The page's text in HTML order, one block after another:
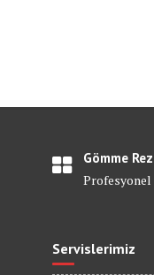
Gömme
Profesyonel
Servislerimiz